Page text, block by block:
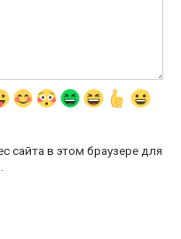
сайта в этом браузере для